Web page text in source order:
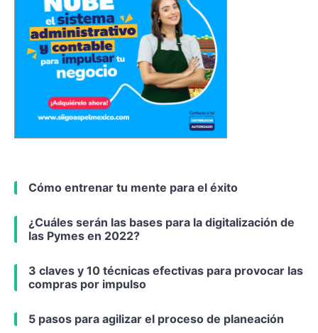
Cómo entrenar tu mente para el éxito
¿Cuáles serán las bases para la digitalización de
las Pymes en 2022?
3 claves y 10 técnicas efectivas para provocar las
compras por impulso
5 pasos para agilizar el proceso de planeación